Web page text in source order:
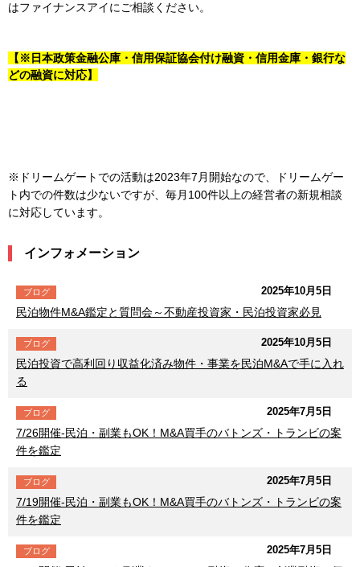
はファイナンスアイにご相談ください。
【※日本政策金融公庫・信用保証協会付け融資・信用金庫・銀行な
どの融資に対応】
※ドリームゲートでの活動は2023年7月開始なので、ドリームゲー
ト内での件数は少ないですが、毎月100件以上の経営者の新規相談
に対応しています。
インフォメーション
ブログ
民泊物件M&A鑑定と質問会～不動産投資家・民泊投資家必見
2025年10月5日
ブログ
民泊投資で高利回り収益化済み物件・事業を民泊M&Aで手に入れ
る
2025年10月5日
ブログ
7/26開催-民泊・副業もOK！M&A買手のバトンズ・トランビの案
件を鑑定
2025年7月5日
ブログ
7/19開催-民泊・副業もOK！M&A買手のバトンズ・トランビの案
件を鑑定
2025年7月5日
ブログ 2025年7月5日